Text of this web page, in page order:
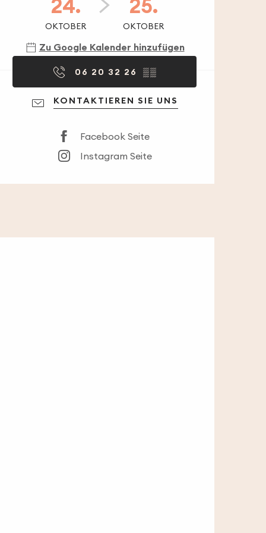
24.
OKTOBER
25.
OKTOBER
Zu Google Kalender hinzufügen
06 20 32 26 ▒▒
KONTAKTIEREN SIE UNS
Facebook Seite
Instagram Seite